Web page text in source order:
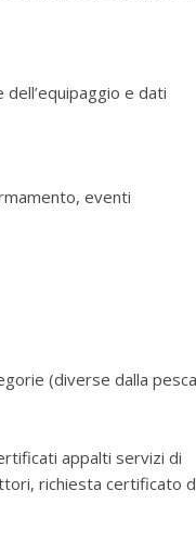
e dati
eventi
(diverse dalla
appalti servizi di
richiesta certificato